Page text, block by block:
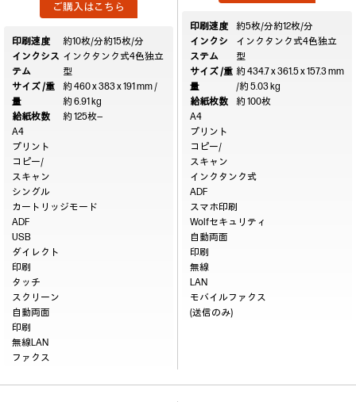
ご購入はこちら
印刷速度 約10枚/分約15枚/分
インクシス
テム
インクタンク式4色独立
型
サイズ /重
量
約 460 x 383 x 191 mm /
約 6.91 kg
給紙枚数
約 125枚―
A4
プリント
コピー/
スキャン
シングル
カートリッジモード
ADF
USB
ダイレクト
印刷
タッチ
スクリーン
自動両面
印刷
無線LAN
ファクス
印刷速度 約5枚/分約12枚/分
インクシ
ステム
インクタンク式4色独立
型
サイズ /重
量
約 434.7 x 361.5 x 157.3 mm
/約 5.03 kg
給紙枚数
約 100枚
A4
プリント
コピー/
スキャン
インクタンク式
ADF
スマホ印刷
Wolfセキュリティ
自動両面
印刷
無線
LAN
モバイルファクス
(送信のみ)